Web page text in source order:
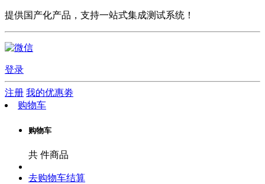
提供国产化产品，支持一站式集成测试系统！
登录
注册 我的优惠劵
购物车
购物车
共 件商品
去购物车结算